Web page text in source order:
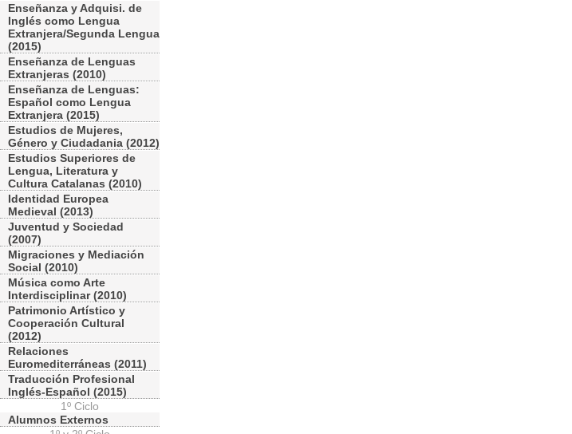
Enseñanza y Adquisi. de
Inglés como Lengua
Extranjera/Segunda Lengua
(2015)
Enseñanza de Lenguas
Extranjeras (2010)
Enseñanza de Lenguas:
Español como Lengua
Extranjera (2015)
Estudios de Mujeres,
Género y Ciudadania (2012)
Estudios Superiores de
Lengua, Literatura y
Cultura Catalanas (2010)
Identidad Europea
Medieval (2013)
Juventud y Sociedad
(2007)
Migraciones y Mediación
Social (2010)
Música como Arte
Interdisciplinar (2010)
Patrimonio Artístico y
Cooperación Cultural
(2012)
Relaciones
Euromediterráneas (2011)
Traducción Profesional
Inglés-Español (2015)
1º Ciclo
Alumnos Externos